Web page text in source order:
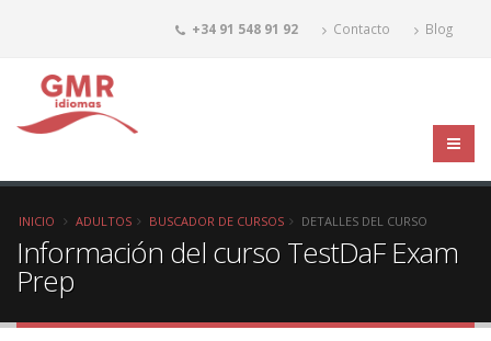
+34 91 548 91 92 Contacto Blog
INICIO ADULTOS BUSCADOR DE CURSOS DETALLES DEL CURSO
Información del curso TestDaF Exam
Prep